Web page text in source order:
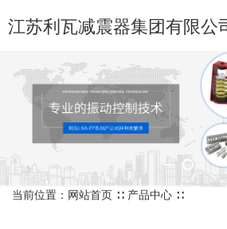
江苏利瓦减震器集团有限公
当前位置： 网站首页 ∷ 产品中心 ∷